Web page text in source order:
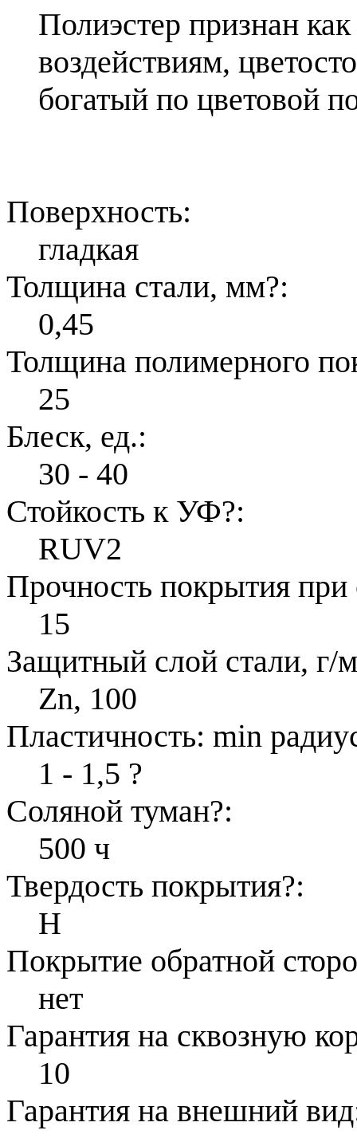
Полиэстер признан
воздействиям,
богатый по цветовой
Поверхность:
гладкая
Толщина стали, мм?:
0,45
Толщина полимерного
25
Блеск, ед.:
30 - 40
Стойкость к УФ?:
RUV2
Прочность покрытия
15
Защитный слой стали, г/
Zn, 100
Пластичность: min
1 - 1,5 ?
Соляной туман?:
500 ч
Твердость покрытия?:
H
Покрытие обратной
нет
Гарантия на сквозную
10
Гарантия на внешний